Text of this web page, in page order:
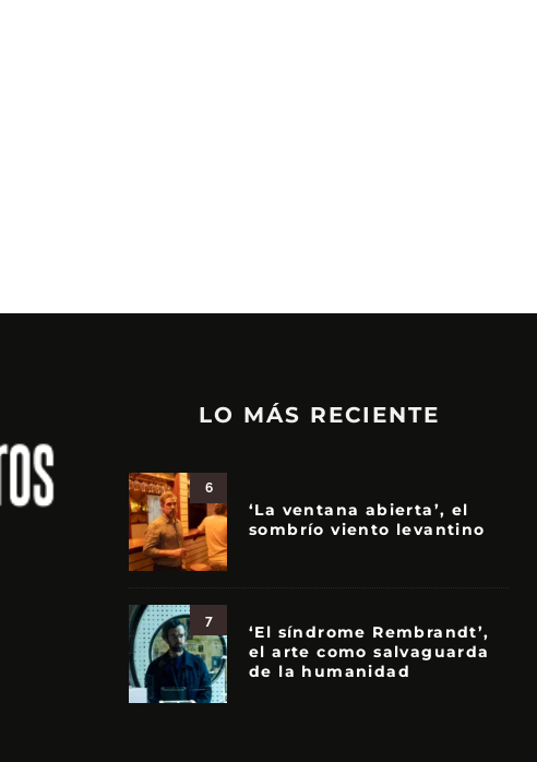
LO MÁS RECIENTE
6
‘La ventana abierta’, el
sombrío viento levantino
7
‘El síndrome Rembrandt’,
el arte como salvaguarda
de la humanidad